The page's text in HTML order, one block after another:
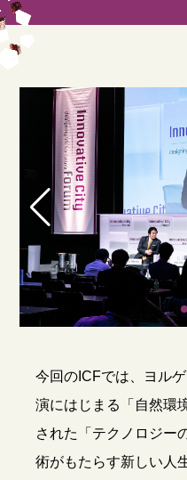
今回のICFでは、ヨル
演にはじまる「自然環
された「テクノロジー
術がもたらす新しい人